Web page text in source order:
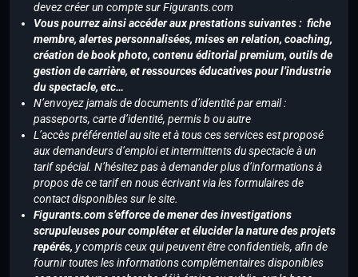
devez créer un compte sur Figurants.com
Vous pourrez ainsi accéder aux prestations suivantes : fiche
membre, alertes personnalisées, mises en relation, coaching,
création de book photo, contenu éditorial premium, outils de
gestion de carrière, et ressources éducatives pour l’industrie
du spectacle, etc…
N’envoyez jamais de documents d’identité par email :
passeports, carte d’identité, permis b ou autre
L’accès préférentiel au site et à tous ces services est proposé
aux demandeurs d’emploi et intermittents du spectacle à un
tarif spécial. N’hésitez pas à demander plus d’informations à
propos de ce tarif en nous écrivant via les formulaires de
contact disponibles sur le site.
Figurants.com s’efforce de mener des investigations
scrupuleuses pour compléter et élucider la nature des projets
repérés, y compris ceux qui peuvent être confidentiels, afin de
fournir toutes les informations complémentaires disponibles